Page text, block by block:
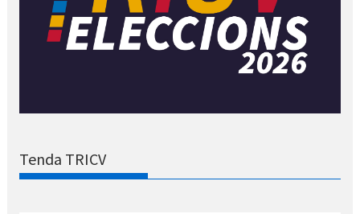
Tenda TRICV